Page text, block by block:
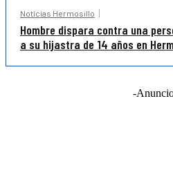
Noticias Hermosillo
Hombre dispara contra una
a su hijastra de 14 años en
-